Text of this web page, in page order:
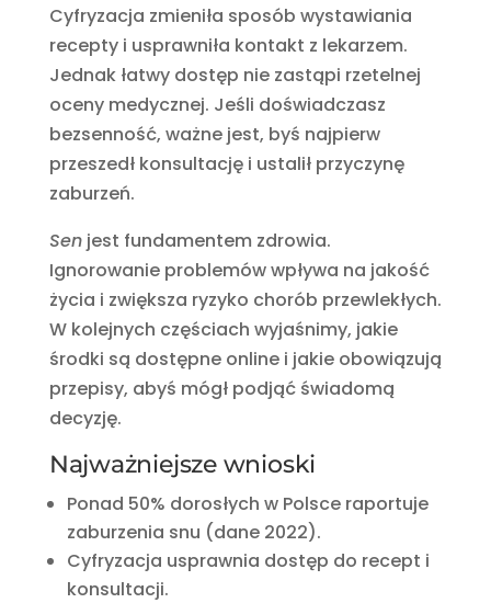
Cyfryzacja zmieniła sposób wystawiania
recepty i usprawniła kontakt z lekarzem.
Jednak łatwy dostęp nie zastąpi rzetelnej
oceny medycznej. Jeśli doświadczasz
bezsenność, ważne jest, byś najpierw
przeszedł konsultację i ustalił przyczynę
zaburzeń.
Senjest fundamentem zdrowia.
Ignorowanie problemów wpływa na jakość
życia i zwiększa ryzyko chorób przewlekłych.
W kolejnych częściach wyjaśnimy, jakie
środki są dostępne online i jakie obowiązują
przepisy, abyś mógł podjąć świadomą
decyzję.
Najważniejsze wnioski
Ponad 50% dorosłych w Polsce raportuje
zaburzenia snu (dane 2022).
Cyfryzacja usprawnia dostęp do recept i
konsultacji.